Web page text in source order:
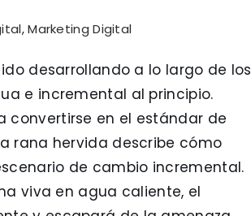
,Marketing Digital
desarrollando a lo largo de los
e incremental al principio.
convertirse en el estándar de
rana hervida describe cómo
de cambio incremental.
viva en agua caliente, el